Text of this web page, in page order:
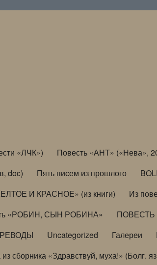
«ЛЧК») Повесть «АНТ» («Нева»,
doc) Пять писем из прошлого
И КРАСНОЕ» (из книги) Из
«РОБИН, СЫН РОБИНА» ПОВЕСТЬ
Uncategorized Галереи
сборника «Здравствуй, муха!» (Болг.